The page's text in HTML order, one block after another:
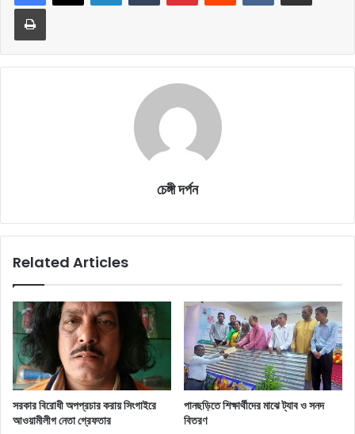
Print
চেঙ্গী দর্পন
Related Articles
সরকার বিরোধী অপপ্রচার করায় সিংগাইরে
আওয়ামীলীগ নেতা গ্রেফতার
পানছড়িতে শিক্ষার্থীদের মাঝে ট্যাব ও সনদ
বিতরণ